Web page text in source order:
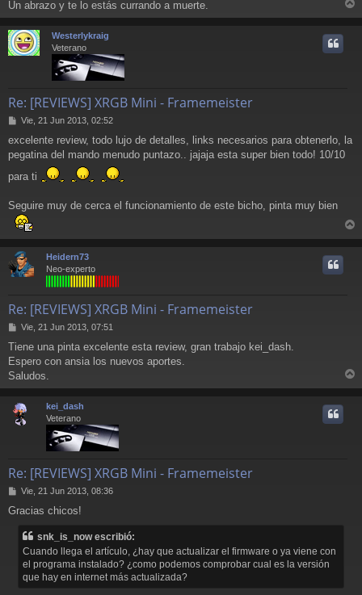
Un abrazo y te lo estás currando a muerte.
r
Westerlykraig
Veterano
Re: [REVIEWS] XRGB Mini - Framemeister
M
n
s
j
Vie, 21 Jun 2013, 02:52
excelente review, todo lujo de detalles, links necesarios para obtenerlo, la
pegatina del mando menudo puntazo.. jajaja esta super bien todo! 10/10
para ti
Seguire muy de cerca el funcionamiento de este bicho, pinta muy bien
r
Heidern73
Neo-experto
Re: [REVIEWS] XRGB Mini - Framemeister
M
n
s
a
j
Vie, 21 Jun 2013, 07:51
Tiene una pinta excelente esta review, gran trabajo kei_dash.
Espero con ansia los nuevos aportes.
Saludos.
r
kei_dash
Veterano
Re: [REVIEWS] XRGB Mini - Framemeister
M
n
Vie, 21 Jun 2013, 08:36
Gracias chicos!
snk_is_now escribió:
Cuando llega el artículo, ¿hay que actualizar el firmware o ya viene con
el programa instalado? ¿como podemos comprobar cual es la versión
que hay en internet más actualizada?